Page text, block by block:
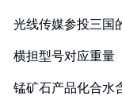
光线传媒参投三国
横担型号对应重量
锰矿石产品化合水